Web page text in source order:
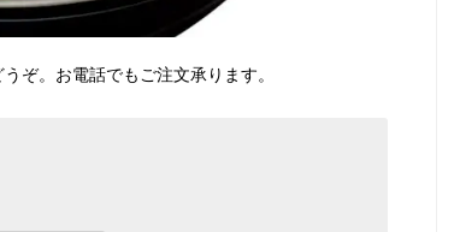
ぞ。お電話でもご注文承ります。